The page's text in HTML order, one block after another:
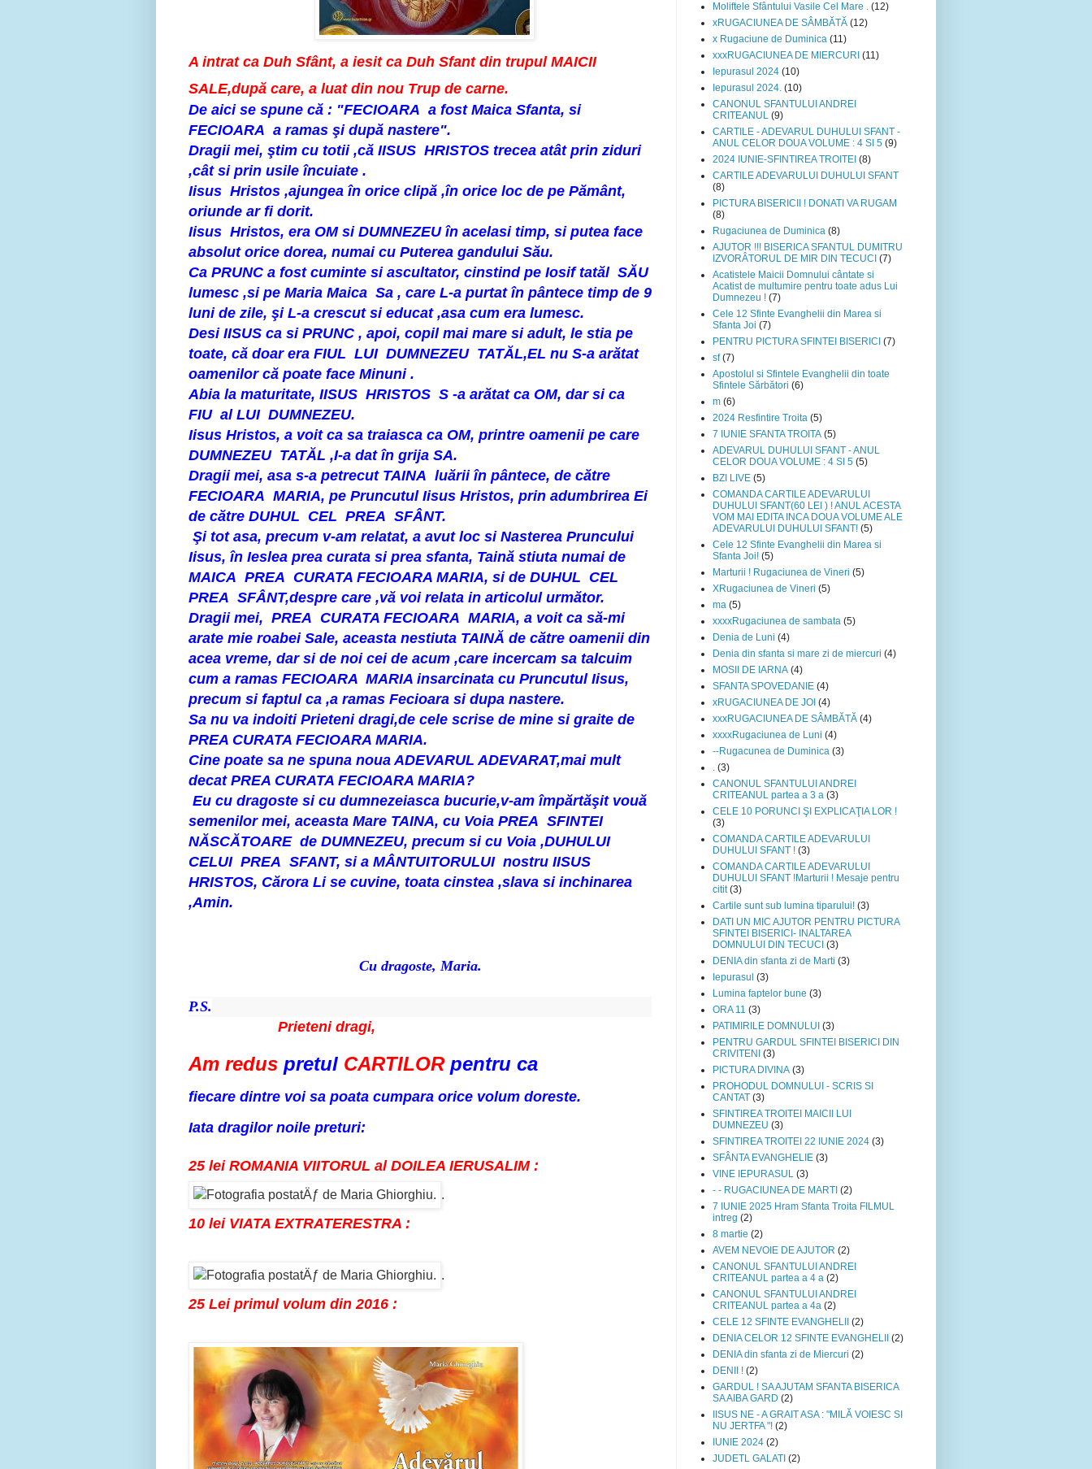
A intrat ca Duh Sfânt, a iesit ca Duh Sfant din trupul MAICII
SALE,după care, a luat din nou Trup de carne.
De aici se spune că : "FECIOARA a fost Maica Sfanta, si
FECIOARA a ramas şi după nastere".
Dragii mei, ştim cu totii ,că IISUS HRISTOS trecea atât prin ziduri
,cât si prin usile încuiate .
Iisus Hristos ,ajungea în orice clipă ,în orice loc de pe Pământ,
oriunde ar fi dorit.
Iisus Hristos, era OM si DUMNEZEU în acelasi timp, si putea face
absolut orice dorea, numai cu Puterea gandului Său.
Ca PRUNC a fost cuminte si ascultator, cinstind pe Iosif tatăl SĂU
lumesc ,si pe Maria Maica Sa , care L-a purtat în pântece timp de 9
luni de zile, şi L-a crescut si educat ,asa cum era lumesc.
Desi IISUS ca si PRUNC , apoi, copil mai mare si adult, le stia pe
toate, că doar era FIUL LUI DUMNEZEU TATĂL,EL nu S-a arătat
oamenilor că poate face Minuni .
Abia la maturitate, IISUS HRISTOS S -a arătat ca OM, dar si ca
FIU al LUI DUMNEZEU.
Iisus Hristos, a voit ca sa traiasca ca OM, printre oamenii pe care
DUMNEZEU TATĂL ,I-a dat în grija SA.
Dragii mei, asa s-a petrecut TAINA luării în pântece, de către
FECIOARA MARIA, pe Pruncutul Iisus Hristos, prin adumbrirea Ei
de către DUHUL CEL PREA SFÂNT.
Şi tot asa, precum v-am relatat, a avut loc si Nasterea Pruncului
Iisus, în Ieslea prea curata si prea sfanta, Taină stiuta numai de
MAICA PREA CURATA FECIOARA MARIA, si de DUHUL CEL
PREA SFÂNT,despre care ,vă voi relata in articolul următor.
Dragii mei, PREA CURATA FECIOARA MARIA, a voit ca să-mi
arate mie roabei Sale, aceasta nestiuta TAINĂ de către oamenii din
acea vreme, dar si de noi cei de acum ,care incercam sa talcuim
cum a ramas FECIOARA MARIA insarcinata cu Pruncutul Iisus,
precum si faptul ca ,a ramas Fecioara si dupa nastere.
Sa nu va indoiti Prieteni dragi,de cele scrise de mine si graite de
PREA CURATA FECIOARA MARIA.
Cine poate sa ne spuna noua ADEVARUL ADEVARAT,mai mult
decat PREA CURATA FECIOARA MARIA?
Eu cu dragoste si cu dumnezeiasca bucurie,v-am împărtăşit vouă
semenilor mei, aceasta Mare TAINA, cu Voia PREA SFINTEI
NĂSCĂTOARE de DUMNEZEU, precum si cu Voia ,DUHULUI
CELUI PREA SFANT, si a MÂNTUITORULUI nostru IISUS
HRISTOS, Cărora Li se cuvine, toata cinstea ,slava si inchinarea
,Amin.
Cu dragoste, Maria.
P.S.
Prieteni dragi,
Am redus pretul CARTILOR pentru ca
fiecare dintre voi sa poata cumpara orice volum doreste.
Iata dragilor noile preturi:
25 lei ROMANIA VIITORUL al DOILEA IERUSALIM :
.
10 lei VIATA EXTRATERESTRA :
.
25 Lei primul volum din 2016 :
Moliftele Sfântului Vasile Cel Mare . (12)
xRUGACIUNEA DE SÂMBĂTĂ (12)
x Rugaciune de Duminica (11)
xxxRUGACIUNEA DE MIERCURI (11)
Iepurasul 2024 (10)
Iepurasul 2024. (10)
CANONUL SFANTULUI ANDREI
CRITEANUL (9)
CARTILE - ADEVARUL DUHULUI SFANT -
ANUL CELOR DOUA VOLUME : 4 SI 5 (9)
2024 IUNIE-SFINTIREA TROITEI (8)
CARTILE ADEVARULUI DUHULUI SFANT
(8)
PICTURA BISERICII ! DONATI VA RUGAM
(8)
Rugaciunea de Duminica (8)
AJUTOR !!! BISERICA SFANTUL DUMITRU
IZVORÂTORUL DE MIR DIN TECUCI (7)
Acatistele Maicii Domnului cântate si
Acatist de multumire pentru toate adus Lui
Dumnezeu ! (7)
Cele 12 Sfinte Evanghelii din Marea si
Sfanta Joi (7)
PENTRU PICTURA SFINTEI BISERICI (7)
sf (7)
Apostolul si Sfintele Evanghelii din toate
Sfintele Sărbători (6)
m (6)
2024 Resfintire Troita (5)
7 IUNIE SFANTA TROITA (5)
ADEVARUL DUHULUI SFANT - ANUL
CELOR DOUA VOLUME : 4 SI 5 (5)
BZI LIVE (5)
COMANDA CARTILE ADEVARULUI
DUHULUI SFANT(60 LEI ) ! ANUL ACESTA
VOM MAI EDITA INCA DOUA VOLUME ALE
ADEVARULUI DUHULUI SFANT! (5)
Cele 12 Sfinte Evanghelii din Marea si
Sfanta Joi! (5)
Marturii ! Rugaciunea de Vineri (5)
XRugaciunea de Vineri (5)
ma (5)
xxxxRugaciunea de sambata (5)
Denia de Luni (4)
Denia din sfanta si mare zi de miercuri (4)
MOSII DE IARNA (4)
SFANTA SPOVEDANIE (4)
xRUGACIUNEA DE JOI (4)
xxxRUGACIUNEA DE SÂMBĂTĂ (4)
xxxxRugaciunea de Luni (4)
--Rugacunea de Duminica (3)
. (3)
CANONUL SFANTULUI ANDREI
CRITEANUL partea a 3 a (3)
CELE 10 PORUNCI ŞI EXPLICAŢIA LOR !
(3)
COMANDA CARTILE ADEVARULUI
DUHULUI SFANT ! (3)
COMANDA CARTILE ADEVARULUI
DUHULUI SFANT !Marturii ! Mesaje pentru
citit (3)
Cartile sunt sub lumina tiparului! (3)
DATI UN MIC AJUTOR PENTRU PICTURA
SFINTEI BISERICI- INALTAREA
DOMNULUI DIN TECUCI (3)
DENIA din sfanta zi de Marti (3)
Iepurasul (3)
Lumina faptelor bune (3)
ORA 11 (3)
PATIMIRILE DOMNULUI (3)
PENTRU GARDUL SFINTEI BISERICI DIN
CRIVITENI (3)
PICTURA DIVINA (3)
PROHODUL DOMNULUI - SCRIS SI
CANTAT (3)
SFINTIREA TROITEI MAICII LUI
DUMNEZEU (3)
SFINTIREA TROITEI 22 IUNIE 2024 (3)
SFÂNTA EVANGHELIE (3)
VINE IEPURASUL (3)
- - RUGACIUNEA DE MARTI (2)
7 IUNIE 2025 Hram Sfanta Troita FILMUL
intreg (2)
8 martie (2)
AVEM NEVOIE DE AJUTOR (2)
CANONUL SFANTULUI ANDREI
CRITEANUL partea a 4 a (2)
CANONUL SFANTULUI ANDREI
CRITEANUL partea a 4a (2)
CELE 12 SFINTE EVANGHELII
(2)
DENIA CELOR 12 SFINTE EVANGHELII
(2)
DENIA din sfanta zi de Miercuri (2)
DENII ! (2)
GARDUL ! SA AJUTAM SFANTA BISERICA
SA AIBA GARD (2)
IISUS NE - A GRAIT ASA : "MILĂ VOIESC SI
NU JERTFA "! (2)
IUNIE 2024 (2)
JUDETL GALATI (2)